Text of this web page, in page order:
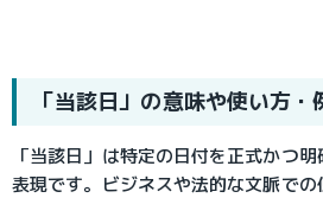
「当該日」の意味や使い方・
「当該日」は特定の日付を正式かつ
表現です。ビジネスや法的な文脈で